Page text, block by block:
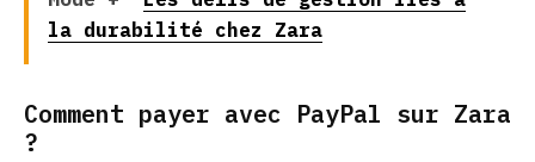
la durabilité chez Zara
Comment payer avec PayPal sur Zara
?